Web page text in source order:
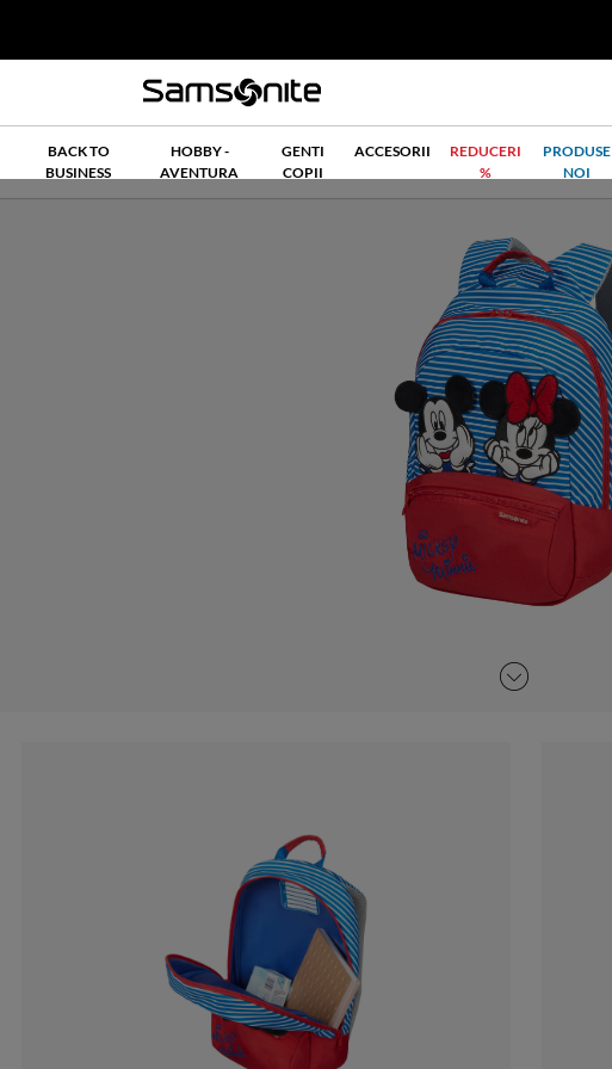
BACK TO
BUSINESS
HOBBY -
AVENTURA
GENTI
COPII
ACCESORII
REDUCERI
%
PRODUSE
NOI